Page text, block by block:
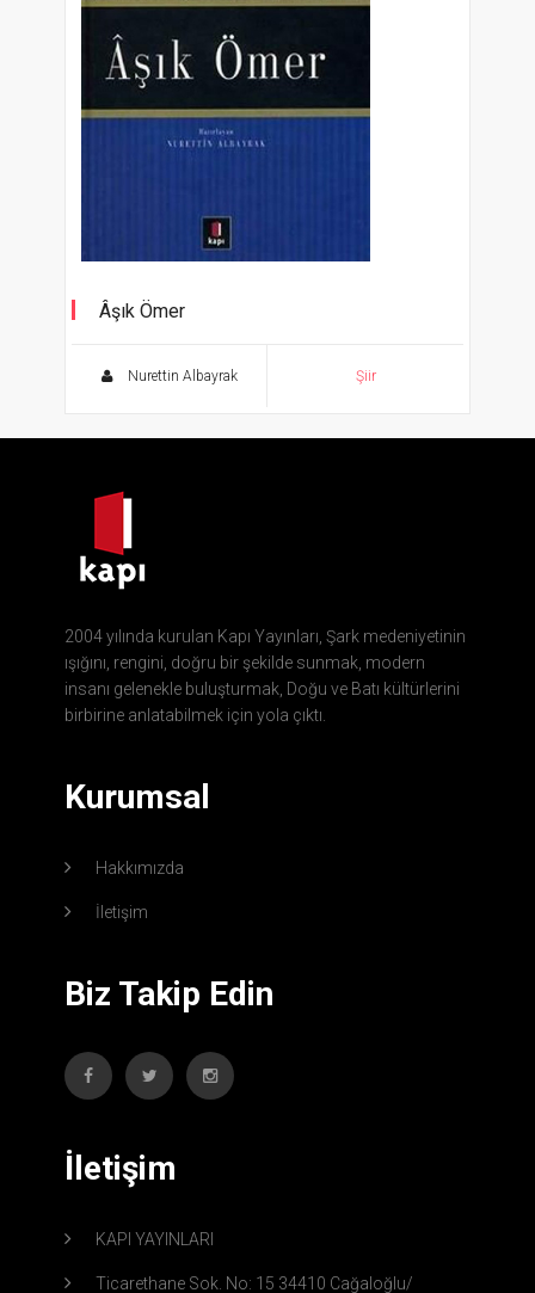
Âşık Ömer
Nurettin Albayrak Şiir
2004 yılında kurulan Kapı Yayınları, Şark medeniyetinin
ışığını, rengini, doğru bir şekilde sunmak, modern
insanı gelenekle buluşturmak, Doğu ve Batı kültürlerini
birbirine anlatabilmek için yola çıktı.
Kurumsal
Hakkımızda
İletişim
Biz Takip Edin
İletişim
KAPI YAYINLARI
Ticarethane Sok. No: 15 34410 Cağaloğlu/